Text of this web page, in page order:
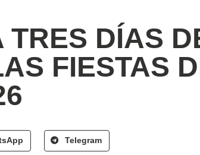
TRES DÍAS
FIESTAS
Telegram